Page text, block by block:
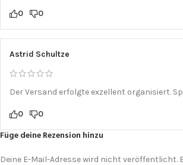
0 0
Astrid Schultze
Der Versand erfolgte exzellent organisiert.
0 0
Füge deine Rezension hinzu
Deine E-Mail-Adresse wird nicht veröffentlicht.